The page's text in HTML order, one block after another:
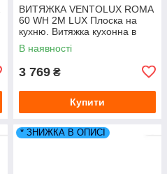
ВИТЯЖКА VENTOLUX ROMA
60 WH 2М LUX Плоска на
кухню. Витяжка кухонна в
Україні. *ЗНИЖКА В ОПИСІ.
В наявності
3 769 ₴
Купити
* ЗНИЖКА В ОПИСІ